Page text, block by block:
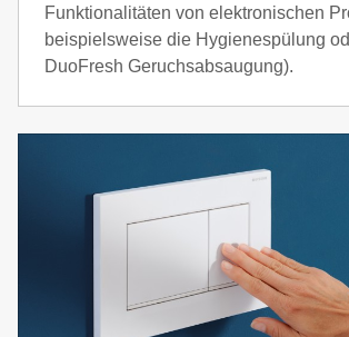
Funktionalitäten von elektronischen
beispielsweise die Hygienespülung
DuoFresh Geruchsabsaugung).